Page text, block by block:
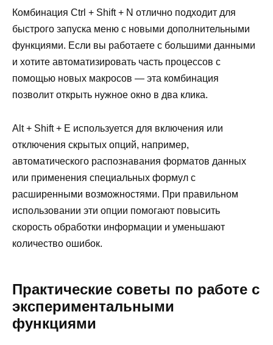
Комбинация Ctrl + Shift + N отлично подходит для
быстрого запуска меню с новыми дополнительными
функциями. Если вы работаете с большими данными
и хотите автоматизировать часть процессов с
помощью новых макросов — эта комбинация
позволит открыть нужное окно в два клика.
Alt + Shift + E используется для включения или
отключения скрытых опций, например,
автоматического распознавания форматов данных
или применения специальных формул с
расширенными возможностями. При правильном
использовании эти опции помогают повысить
скорость обработки информации и уменьшают
количество ошибок.
Практические советы по работе с
экспериментальными
функциями